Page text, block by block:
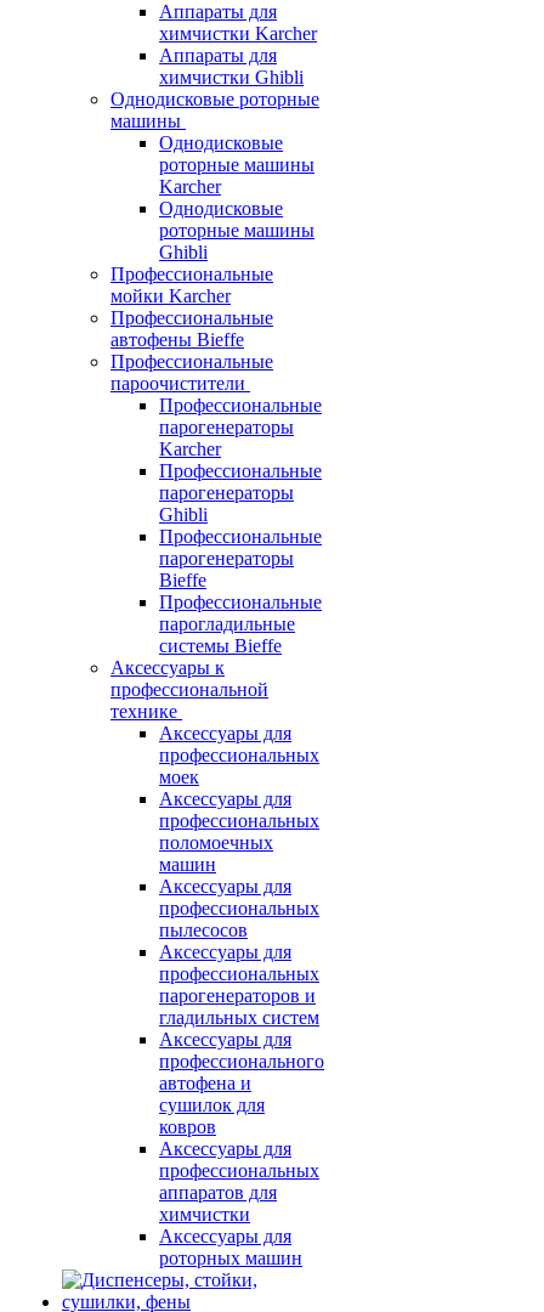
Аппараты для
химчистки Karcher
Аппараты для
химчистки Ghibli
Однодисковые роторные
машины
Однодисковые
роторные машины
Karcher
Однодисковые
роторные машины
Ghibli
Профессиональные
мойки Karcher
Профессиональные
автофены Bieffe
Профессиональные
пароочистители
Профессиональные
парогенераторы
Karcher
Профессиональные
парогенераторы
Ghibli
Профессиональные
парогенераторы
Bieffe
Профессиональные
парогладильные
системы Bieffe
Аксессуары к
профессиональной
технике
Аксессуары для
профессиональных
моек
Аксессуары для
профессиональных
поломоечных
машин
Аксессуары для
профессиональных
пылесосов
Аксессуары для
профессиональных
парогенераторов и
гладильных систем
Аксессуары для
профессионального
автофена и
сушилок для
ковров
Аксессуары для
профессиональных
аппаратов для
химчистки
Аксессуары для
роторных машин